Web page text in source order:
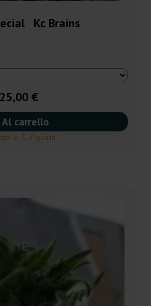
Kc Brains
25,00 €
Al carrello
in 3-7 giorni